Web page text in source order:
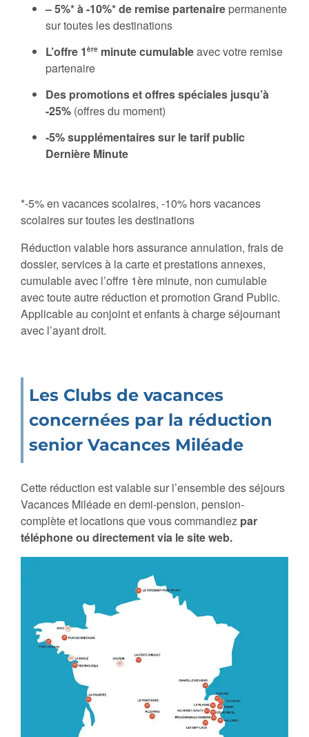
– 5%* à -10%* de remise partenaire permanente
sur toutes les destinations
L’offre 1 ère minute cumulableavec votre remise
partenaire
Des promotions et offres spéciales jusqu’à
-25% (offres du moment)
-5% supplémentaires sur le tarif public
Dernière Minute
*-5% en vacances scolaires, -10% hors vacances
scolaires sur toutes les destinations
Réduction valable hors assurance annulation, frais de
dossier, services à la carte et prestations annexes,
cumulable avec l’offre 1ère minute, non cumulable
avec toute autre réduction et promotion Grand Public.
Applicable au conjoint et enfants à charge séjournant
avec l’ayant droit.
Les Clubs de vacances
concernées par la réduction
senior Vacances Miléade
Cette réduction est valable sur l’ensemble des séjours
Vacances Miléade en demi-pension, pension-
complète et locations que vous commandiez par
téléphone ou directement via le site web.